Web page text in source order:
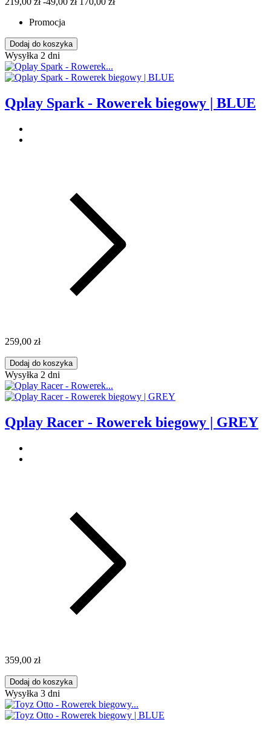
Promocja
Dodaj do koszyka
Wysyłka 2 dni
Qplay Spark - Rowerek biegowy | BLUE
259,00 zł
Dodaj do koszyka
Wysyłka 2 dni
Qplay Racer - Rowerek biegowy | GREY
359,00 zł
Dodaj do koszyka
Wysyłka 3 dni